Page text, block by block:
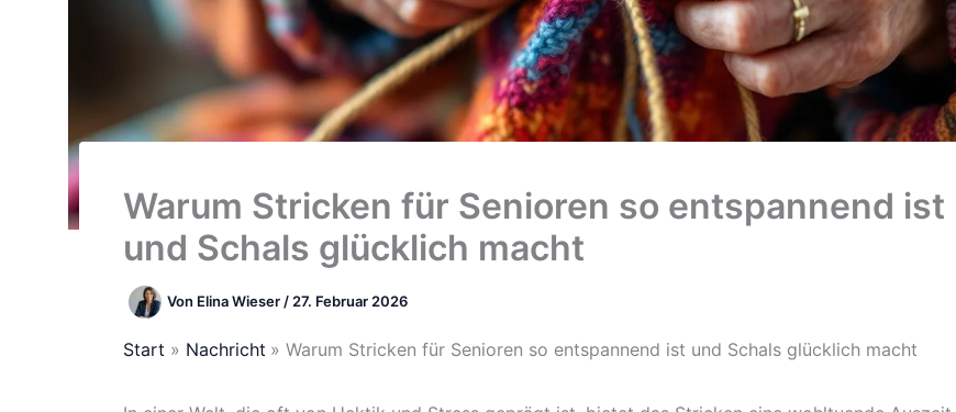
Warum Stricken für Senioren so entspannend ist
und Schals glücklich macht
Von Elina Wieser / 27. Februar 2026
Start Nachricht Warum Stricken für Senioren so entspannend ist und Schals glücklich macht